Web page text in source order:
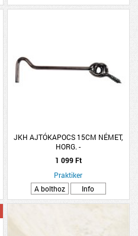
JKH AJTÓKAPOCS 15CM NÉMET,
HORG. -
1 099 Ft
Praktiker
A bolthoz
Info